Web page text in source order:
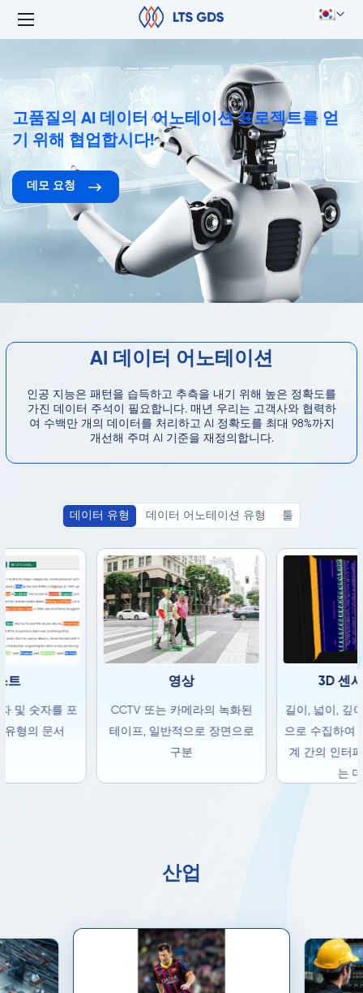
고품질의 AI 데이터 어노테이션 프로젝트를 얻
기 위해 협업합시다!
데모 요청
AI 데이터 어노테이션
인공 지능은 패턴을 습득하고 추측을 내기 위해 높은 정확도를
가진 데이터 주석이 필요합니다. 매년 우리는 고객사와 협력하
여 수백만 개의 데이터를 처리하고 AI 정확도를 최대 98%까지
개선해 주며 AI 기준을 재정의합니다.
데이터 유형 데이터 어노테이션 유형 툴
트
및 숫자를 포
유형의 문서
영상
CCTV 또는 카메라의 녹화된
테이프, 일반적으로 장면으로
구분
3D 센
길이, 넓이, 깊
으로 수집하여
계 간의 인터
는
산업